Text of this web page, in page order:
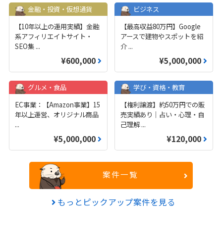
金融・投資・仮想通貨
【10年以上の運用実績】金融
系アフィリエイトサイト・
SEO集 ...
¥600,000
ビジネス
【最高収益80万円】Google
アースで建物やスポットを紹
介 ...
¥5,000,000
グルメ・食品
EC事業：【Amazon事業】15
年以上運営、オリジナル商品
...
¥5,000,000
学び・資格・教育
【権利譲渡】約50万円での販
売実績あり｜占い・心理・自
己理解...
¥120,000
案件一覧
もっとピックアップ案件を見る